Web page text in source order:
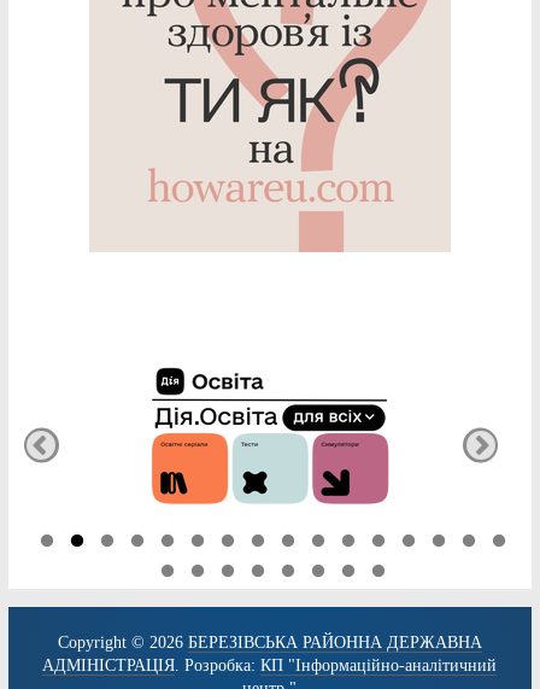
Copyright © 2026 БЕРЕЗІВСЬКА РАЙОННА ДЕРЖАВНА
АДМІНІСТРАЦІЯ . Розробка:КП "Інформаційно-аналітичний